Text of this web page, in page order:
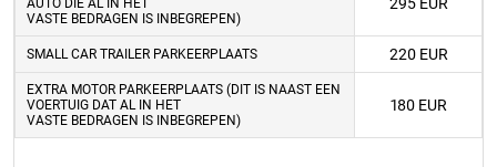
AUTO DIE AL IN HET
VASTE BEDRAGEN IS INBEGREPEN)
SMALL CAR TRAILER PARKEERPLAATS 220 EUR
EXTRA MOTOR PARKEERPLAATS (DIT IS NAAST EEN
VOERTUIG DAT AL IN HET
VASTE BEDRAGEN IS INBEGREPEN)
180 EUR